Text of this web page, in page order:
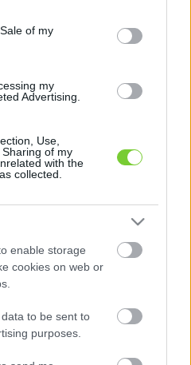
purposes in below Google
of my
my
Advertising.
Use,
of my
with the
collected.
enable storage
cookies on web or
to be sent to
purposes.
6
3
9
14
4
2 6
3
14
2